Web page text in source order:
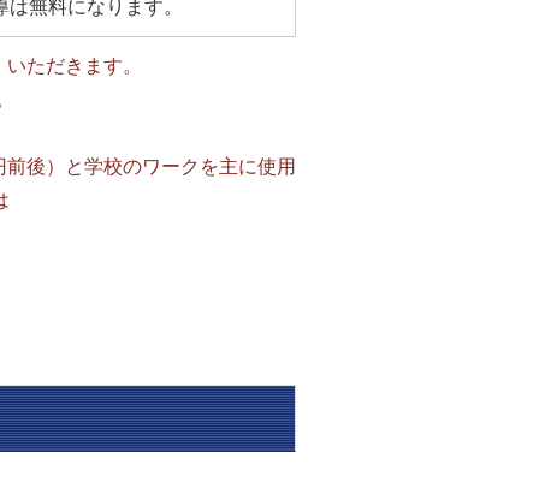
無料になります。
ただきます。
後）と学校のワークを主に使用